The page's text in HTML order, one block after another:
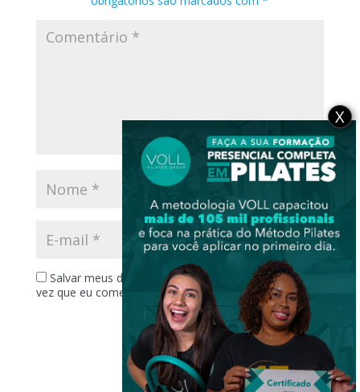
Salvar meus dados neste navegador para a próxima
vez que eu comentar.
X